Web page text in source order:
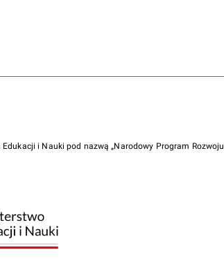
i Nauki pod nazwą „Narodowy Program Rozwoju